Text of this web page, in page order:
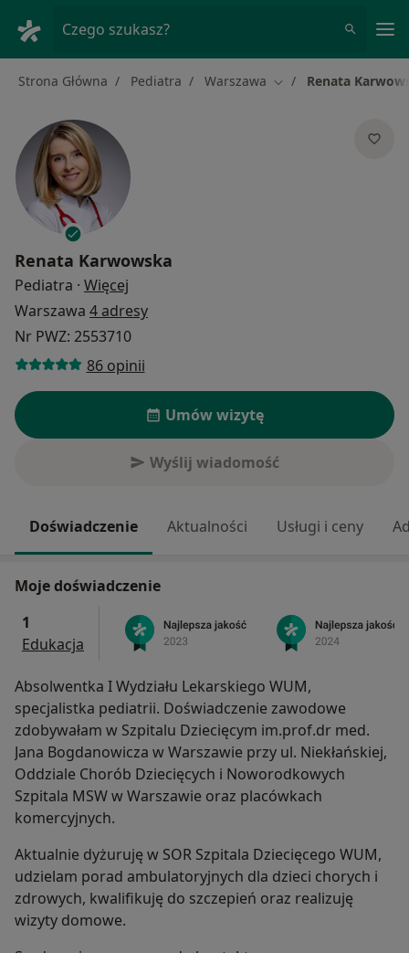
Czego szukasz?
Strona Główna Pediatra Warszawa Zmień miasto
Renata
Renata Karwowska
Pediatra · Więcej
Warszawa 4 adresy
Nr PWZ: 2553710
86 opinii
Umów wizytę
Wyślij wiadomość
Doświadczenie Aktualności Usługi i ceny
Moje doświadczenie
1
Edukacja
Absolwentka I Wydziału Lekarskiego WUM,
specjalistka pediatrii. Doświadczenie zawodowe
zdobywałam w Szpitalu Dziecięcym im.prof.dr med.
Jana Bogdanowicza w Warszawie przy ul. Niekłańskiej,
Oddziale Chorób Dziecięcych i Noworodkowych
Szpitala MSW w Warszawie oraz placówkach
komercyjnych.
Aktualnie dyżuruję w SOR Szpitala Dziecięcego WUM,
udzielam porad ambulatoryjnych dla dzieci chorych i
zdrowych, kwalifikuję do szczepień oraz realizuję
wizyty domowe.